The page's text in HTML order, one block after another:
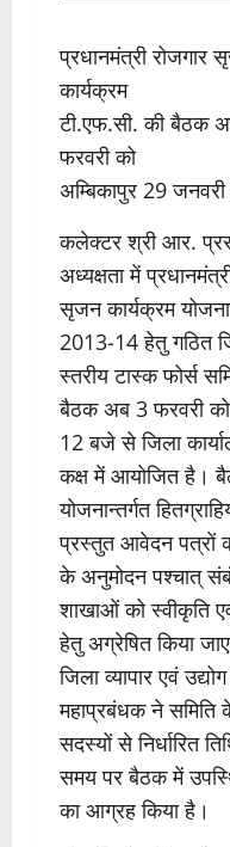
प्रधानमंत्री रोजगार
कार्यक्रम
टी.एफ.सी. की बैठक
फरवरी को
अम्बिकापुर 29
कलेक्टर श्री आर.
अध्यक्षता में
सृजन कार्यक्रम
2013-14 हेतु गठित
स्तरीय टास्क फोर्स
बैठक अब 3 फरवरी को
12 बजे से जिला
कक्ष में आयोजित है।
योजनान्तर्गत
प्रस्तुत आवेदन पत्रों
के अनुमोदन पश्चात्
शाखाओं को स्वीकृति
हेतु अग्रेषित किया
जिला व्यापार एवं
महाप्रबंधक ने समिति
सदस्यों से निर्धारित
समय पर बैठक में
का आग्रह किया है।